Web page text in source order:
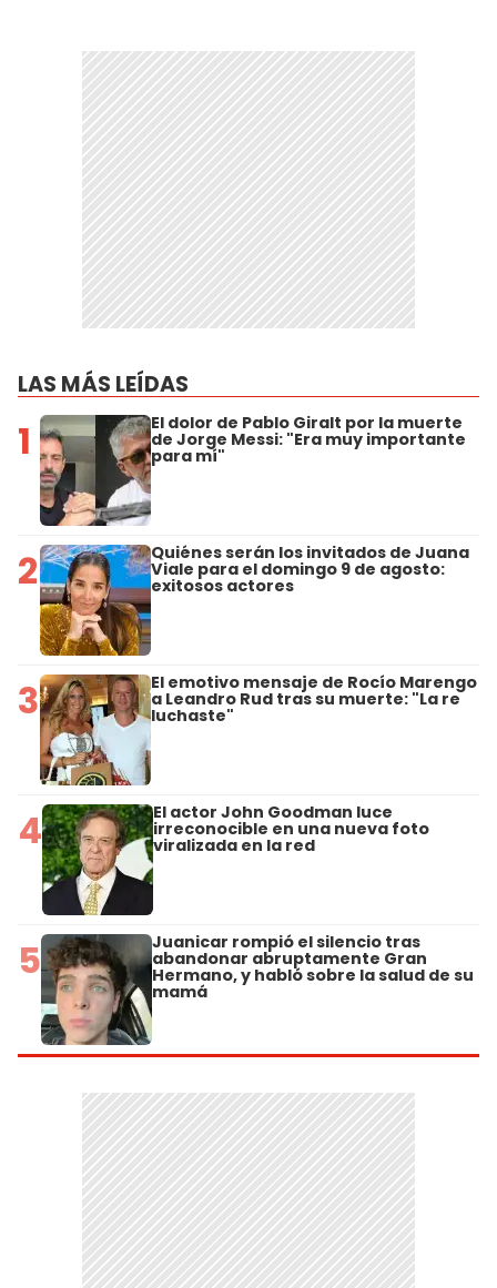
LAS MÁS LEÍDAS
1 El dolor de Pablo Giralt por la muerte
de Jorge Messi: "Era muy importante
para mí"
2 Quiénes serán los invitados de Juana
Viale para el domingo 9 de agosto:
exitosos actores
3 El emotivo mensaje de Rocío Marengo
a Leandro Rud tras su muerte: "La re
luchaste"
4 El actor John Goodman luce
irreconocible en una nueva foto
viralizada en la red
5 Juanicar rompió el silencio tras
abandonar abruptamente Gran
Hermano, y habló sobre la salud de su
mamá